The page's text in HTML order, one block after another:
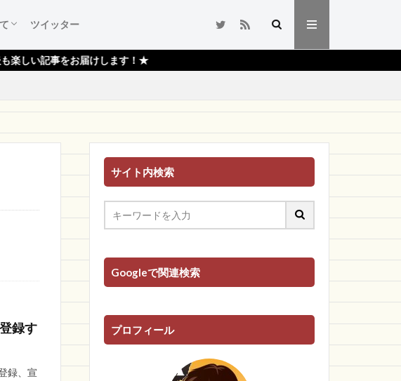
』のご紹介！
シー
ージ
ツイッター
お届けします！★
録す
録、宣
サイト内検索
Googleで関連検索
プロフィール